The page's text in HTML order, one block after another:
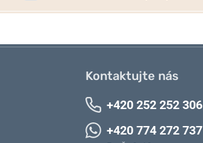
Kontaktujte nás
+420 252 252 306
+420 774 272 737